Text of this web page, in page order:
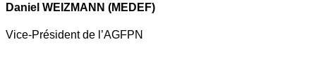
Daniel WEIZMANN (MEDEF)
Vice-Président de l’AGFPN